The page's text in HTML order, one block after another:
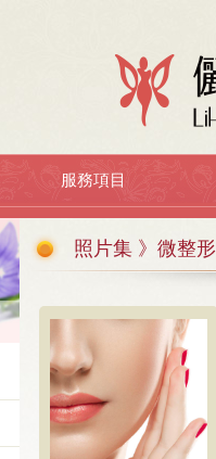
服務項目
照片集 》微整形